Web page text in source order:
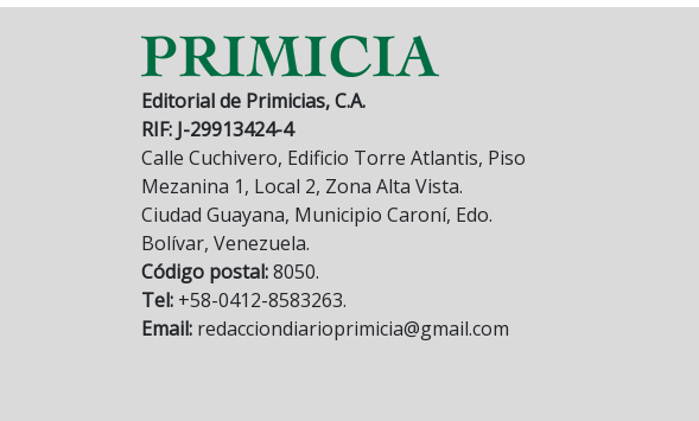
Editorial de Primicias, C.A.
RIF: J-29913424-4
Calle Cuchivero, Edificio Torre Atlantis, Piso
Mezanina 1, Local 2, Zona Alta Vista.
Ciudad Guayana, Municipio Caroní, Edo.
Bolívar, Venezuela.
Código postal:8050.
Tel: +58-0412-8583263.
Email: redacciondiarioprimicia@gmail.com